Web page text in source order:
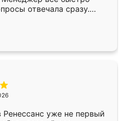
отвечала сразу.
в субботу, подошёл к
Собрали
аккуратно, даже
уже не первый